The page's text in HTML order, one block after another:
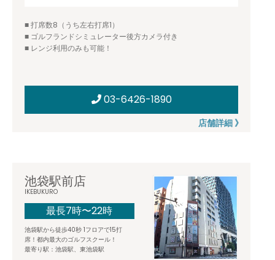
■ 打席数8（うち左右打席1）
■ ゴルフランドシミュレーター後方カメラ付き
■ レンジ利用のみも可能！
03-6426-1890
店舗詳細 》
池袋駅前店
IKEBUKURO
最長7時〜22時
池袋駅から徒歩40秒 1フロアで15打
席！都内最大のゴルフスクール！
最寄り駅：池袋駅、東池袋駅